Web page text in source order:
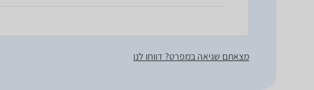
מצאתם שגיאה במפרט? דווחו לנו